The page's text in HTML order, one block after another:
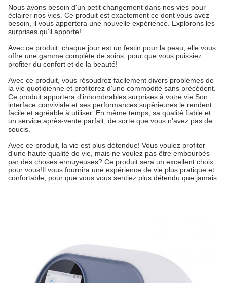
Nous avons besoin d'un petit changement dans nos vies pour
éclairer nos vies. Ce produit est exactement ce dont vous avez
besoin, il vous apportera une nouvelle expérience. Explorons les
surprises qu'il apporte!
Avec ce produit, chaque jour est un festin pour la peau, elle vous
offre une gamme complète de soins, pour que vous puissiez
profiter du confort et de la beauté!
Avec ce produit, vous résoudrez facilement divers problèmes de
la vie quotidienne et profiterez d'une commodité sans précédent.
Ce produit apportera d'innombrables surprises à votre vie.Son
interface conviviale et ses performances supérieures le rendent
facile et agréable à utiliser. En même temps, sa qualité fiable et
un service après-vente parfait, de sorte que vous n'avez pas de
soucis.
Avec ce produit, la vie est plus détendue! Vous voulez profiter
d'une haute qualité de vie, mais ne voulez pas être embourbés
par des choses ennuyeuses? Ce produit sera un excellent choix
pour vous!Il vous fournira une expérience de vie plus pratique et
confortable, pour que vous vous sentiez plus détendu que jamais.